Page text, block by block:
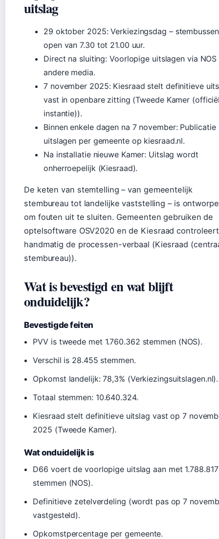
uitslag
29 oktober 2025: Verkiezingsdag – stembussen
open van 7.30 tot 21.00 uur.
Direct na sluiting: Voorlopige uitslagen via NOS
andere media.
7 november 2025: Kiesraad stelt definitieve
vast in openbare zitting (Tweede Kamer
instantie)).
Binnen enkele dagen na 7 november: Publicatie
uitslagen per gemeente op kiesraad.nl.
Na installatie nieuwe Kamer: Uitslag wordt
onherroepelijk (Kiesraad).
De keten van stemtelling – van gemeentelijk
stembureau tot landelijke vaststelling – is
om fouten uit te sluiten. Gemeenten gebruiken de
optelsoftware OSV2020 en de Kiesraad controleert
handmatig de processen-verbaal (Kiesraad
stembureau)).
Wat is bevestigd en wat blijft
onduidelijk?
Bevestigde feiten
PVV is tweede met 1.760.362 stemmen (NOS).
Verschil is 28.455 stemmen.
Opkomst landelijk: 78,3% (Verkiezingsuitslagen.nl).
Totaal stemmen: 10.640.324.
Kiesraad stelt definitieve uitslag vast op 7
2025 (Tweede Kamer).
Wat onduidelijk is
D66 voert de voorlopige uitslag aan met 1.788.817
stemmen (NOS).
Definitieve zetelverdeling (wordt pas op 7
vastgesteld).
Opkomstpercentage per gemeente.